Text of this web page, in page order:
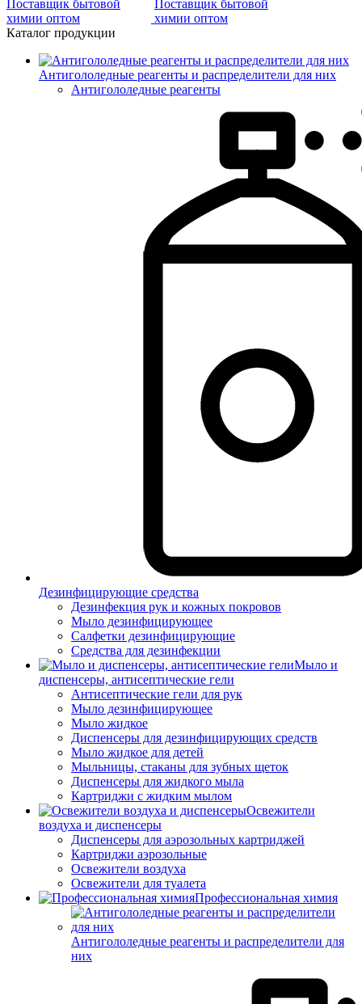
Каталог продукции
Антигололедные реагенты и распределители для них
Антигололедные реагенты
Дезинфицирующие средства
Дезинфекция рук и кожных покровов
Мыло дезинфицирующее
Салфетки дезинфицирующие
Средства для дезинфекции
Мыло и
диспенсеры, антисептические гели
Антисептические гели для рук
Мыло дезинфицирующее
Мыло жидкое
Диспенсеры для дезинфицирующих средств
Мыло жидкое для детей
Мыльницы, стаканы для зубных щеток
Диспенсеры для жидкого мыла
Картриджи с жидким мылом
Освежители
воздуха и диспенсеры
Диспенсеры для аэрозольных картриджей
Картриджи аэрозольные
Освежители воздуха
Освежители для туалета
Профессиональная химия
Антигололедные реагенты и распределители для
них